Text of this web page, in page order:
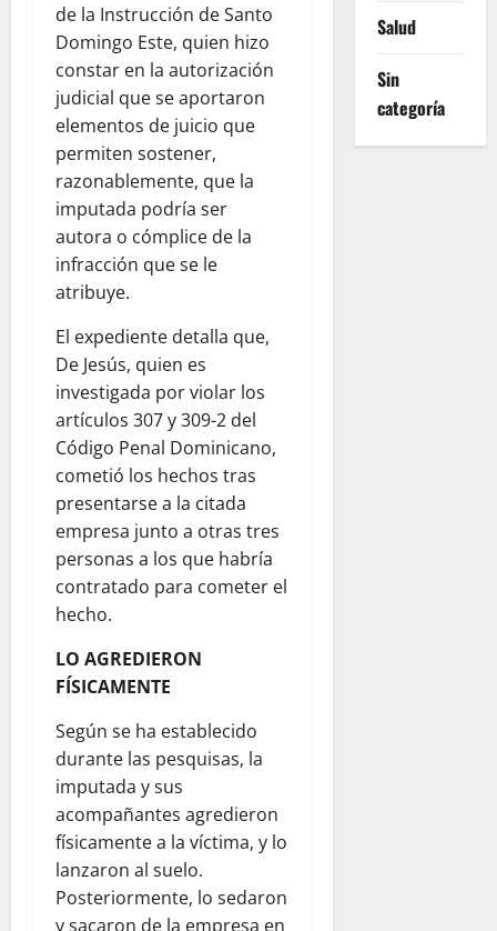
de la Instrucción de Santo
Domingo Este, quien hizo
constar en la autorización
judicial que se aportaron
elementos de juicio que
permiten sostener,
razonablemente, que la
imputada podría ser
autora o cómplice de la
infracción que se le
atribuye.
El expediente detalla que,
De Jesús, quien es
investigada por violar los
artículos 307 y 309-2 del
Código Penal Dominicano,
cometió los hechos tras
presentarse a la citada
empresa junto a otras tres
personas a los que habría
contratado para cometer el
hecho.
LO AGREDIERON
FÍSICAMENTE
Según se ha establecido
durante las pesquisas, la
imputada y sus
acompañantes agredieron
físicamente a la víctima, y lo
lanzaron al suelo.
Posteriormente, lo sedaron
y sacaron de la empresa en
Salud
Sin
categoría